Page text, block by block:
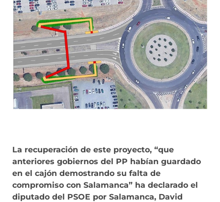
La recuperación de este proyecto, “que
anteriores gobiernos del PP habían guardado
en el cajón demostrando su falta de
compromiso con Salamanca” ha declarado el
diputado del PSOE por Salamanca, David